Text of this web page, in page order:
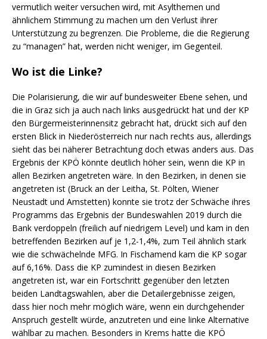
vermutlich weiter versuchen wird, mit Asylthemen und
ähnlichem Stimmung zu machen um den Verlust ihrer
Unterstützung zu begrenzen. Die Probleme, die die Regierung
zu “managen” hat, werden nicht weniger, im Gegenteil.
Wo ist die Linke?
Die Polarisierung, die wir auf bundesweiter Ebene sehen, und
die in Graz sich ja auch nach links ausgedrückt hat und der KP
den Bürgermeisterinnensitz gebracht hat, drückt sich auf den
ersten Blick in Niederösterreich nur nach rechts aus, allerdings
sieht das bei näherer Betrachtung doch etwas anders aus. Das
Ergebnis der KPÖ könnte deutlich höher sein, wenn die KP in
allen Bezirken angetreten wäre. In den Bezirken, in denen sie
angetreten ist (Bruck an der Leitha, St. Pölten, Wiener
Neustadt und Amstetten) konnte sie trotz der Schwäche ihres
Programms das Ergebnis der Bundeswahlen 2019 durch die
Bank verdoppeln (freilich auf niedrigem Level) und kam in den
betreffenden Bezirken auf je 1,2-1,4%, zum Teil ähnlich stark
wie die schwächelnde MFG. In Fischamend kam die KP sogar
auf 6,16%. Dass die KP zumindest in diesen Bezirken
angetreten ist, war ein Fortschritt gegenüber den letzten
beiden Landtagswahlen, aber die Detailergebnisse zeigen,
dass hier noch mehr möglich wäre, wenn ein durchgehender
Anspruch gestellt würde, anzutreten und eine linke Alternative
wählbar zu machen. Besonders in Krems hatte die KPÖ